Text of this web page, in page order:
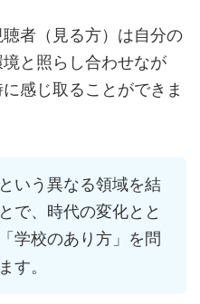
者（見る方）は自分の
と照らし合わせなが
感じ取ることができま
いう異なる領域を結
で、時代の変化とと
学校のあり方」を問
す。